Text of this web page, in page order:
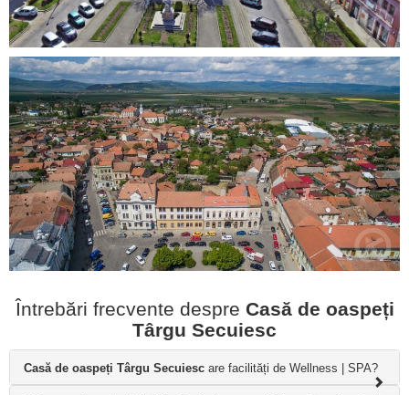
Întrebări frecvente despre Casă de oaspeți
Târgu Secuiesc
Casă de oaspeți Târgu Secuiesc are facilități de Wellness | SPA?